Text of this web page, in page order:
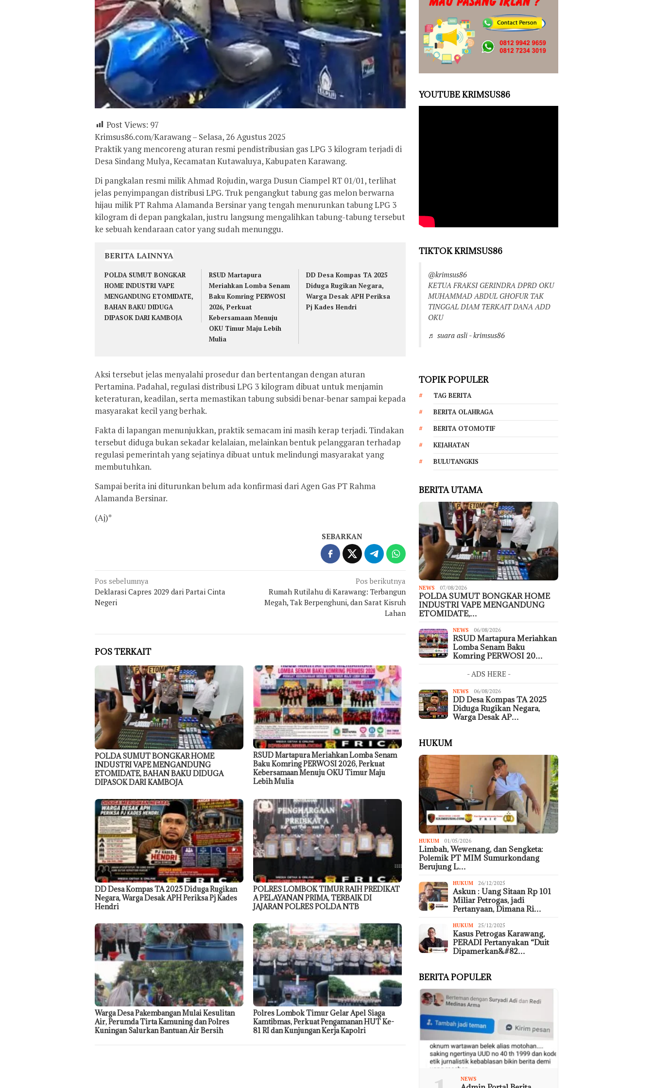
Post Views: 97
Krimsus86.com/Karawang – Selasa, 26 Agustus 2025
Praktik yang mencoreng aturan resmi pendistribusian gas LPG 3 kilogram terjadi di
Desa Sindang Mulya, Kecamatan Kutawaluya, Kabupaten Karawang.
Di pangkalan resmi milik Ahmad Rojudin, warga Dusun Ciampel RT 01/01, terlihat
jelas penyimpangan distribusi LPG. Truk pengangkut tabung gas melon berwarna
hijau milik PT Rahma Alamanda Bersinar yang tengah menurunkan tabung LPG 3
kilogram di depan pangkalan, justru langsung mengalihkan tabung-tabung tersebut
ke sebuah kendaraan cator yang sudah menunggu.
BERITA LAINNYA
POLDA SUMUT BONGKAR
HOME INDUSTRI VAPE
MENGANDUNG ETOMIDATE,
BAHAN BAKU DIDUGA
DIPASOK DARI KAMBOJA
RSUD Martapura
Meriahkan Lomba Senam
Baku Komring PERWOSI
2026, Perkuat
Kebersamaan Menuju
OKU Timur Maju Lebih
Mulia
DD Desa Kompas TA 2025
Diduga Rugikan Negara,
Warga Desak APH Periksa
Pj Kades Hendri
Aksi tersebut jelas menyalahi prosedur dan bertentangan dengan aturan
Pertamina. Padahal, regulasi distribusi LPG 3 kilogram dibuat untuk menjamin
keteraturan, keadilan, serta memastikan tabung subsidi benar-benar sampai kepada
masyarakat kecil yang berhak.
Fakta di lapangan menunjukkan, praktik semacam ini masih kerap terjadi. Tindakan
tersebut diduga bukan sekadar kelalaian, melainkan bentuk pelanggaran terhadap
regulasi pemerintah yang sejatinya dibuat untuk melindungi masyarakat yang
membutuhkan.
Sampai berita ini diturunkan belum ada konfirmasi dari Agen Gas PT Rahma
Alamanda Bersinar.
(Aj)*
SEBARKAN
Navigasi
pos
Pos sebelumnya
Deklarasi Capres 2029 dari Partai Cinta
Negeri
Pos berikutnya
Rumah Rutilahu di Karawang: Terbangun
Megah, Tak Berpenghuni, dan Sarat Kisruh
Lahan
POS TERKAIT
POLDA SUMUT BONGKAR HOME
INDUSTRI VAPE MENGANDUNG
ETOMIDATE, BAHAN BAKU DIDUGA
DIPASOK DARI KAMBOJA
RSUD Martapura Meriahkan Lomba Senam
Baku Komring PERWOSI 2026, Perkuat
Kebersamaan Menuju OKU Timur Maju
Lebih Mulia
DD Desa Kompas TA 2025 Diduga Rugikan
Negara, Warga Desak APH Periksa Pj Kades
Hendri
POLRES LOMBOK TIMUR RAIH PREDIKAT
A PELAYANAN PRIMA, TERBAIK DI
JAJARAN POLRES POLDA NTB
Warga Desa Pakembangan Mulai Kesulitan
Air, Perumda Tirta Kamuning dan Polres
Kuningan Salurkan Bantuan Air Bersih
Polres Lombok Timur Gelar Apel Siaga
Kamtibmas, Perkuat Pengamanan HUT Ke-
81 RI dan Kunjungan Kerja Kapolri
YOUTUBE KRIMSUS86
TIKTOK KRIMSUS86
@krimsus86
KETUA FRAKSI GERINDRA DPRD OKU
MUHAMMAD ABDUL GHOFUR TAK
TINGGAL DIAM TERKAIT DANA ADD
OKU
♬ suara asli - krimsus86
TOPIK POPULER
TAG BERITA
BERITA OLAHRAGA
BERITA OTOMOTIF
KEJAHATAN
BULUTANGKIS
BERITA UTAMA
NEWS 07/08/2026
POLDA SUMUT BONGKAR HOME
INDUSTRI VAPE MENGANDUNG
ETOMIDATE,…
NEWS 06/08/2026
RSUD Martapura Meriahkan
Lomba Senam Baku
Komring PERWOSI 20…
- ADS HERE -
NEWS 06/08/2026
DD Desa Kompas TA 2025
Diduga Rugikan Negara,
Warga Desak AP…
HUKUM
HUKUM 01/05/2026
Limbah, Wewenang, dan Sengketa:
Polemik PT MIM Sumurkondang
Berujung L…
HUKUM 26/12/2025
Askun : Uang Sitaan Rp 101
Miliar Petrogas, jadi
Pertanyaan, Dimana Ri…
HUKUM 25/12/2025
Kasus Petrogas Karawang,
PERADI Pertanyakan “Duit
Dipamerkan&#82…
BERITA POPULER
NEWS